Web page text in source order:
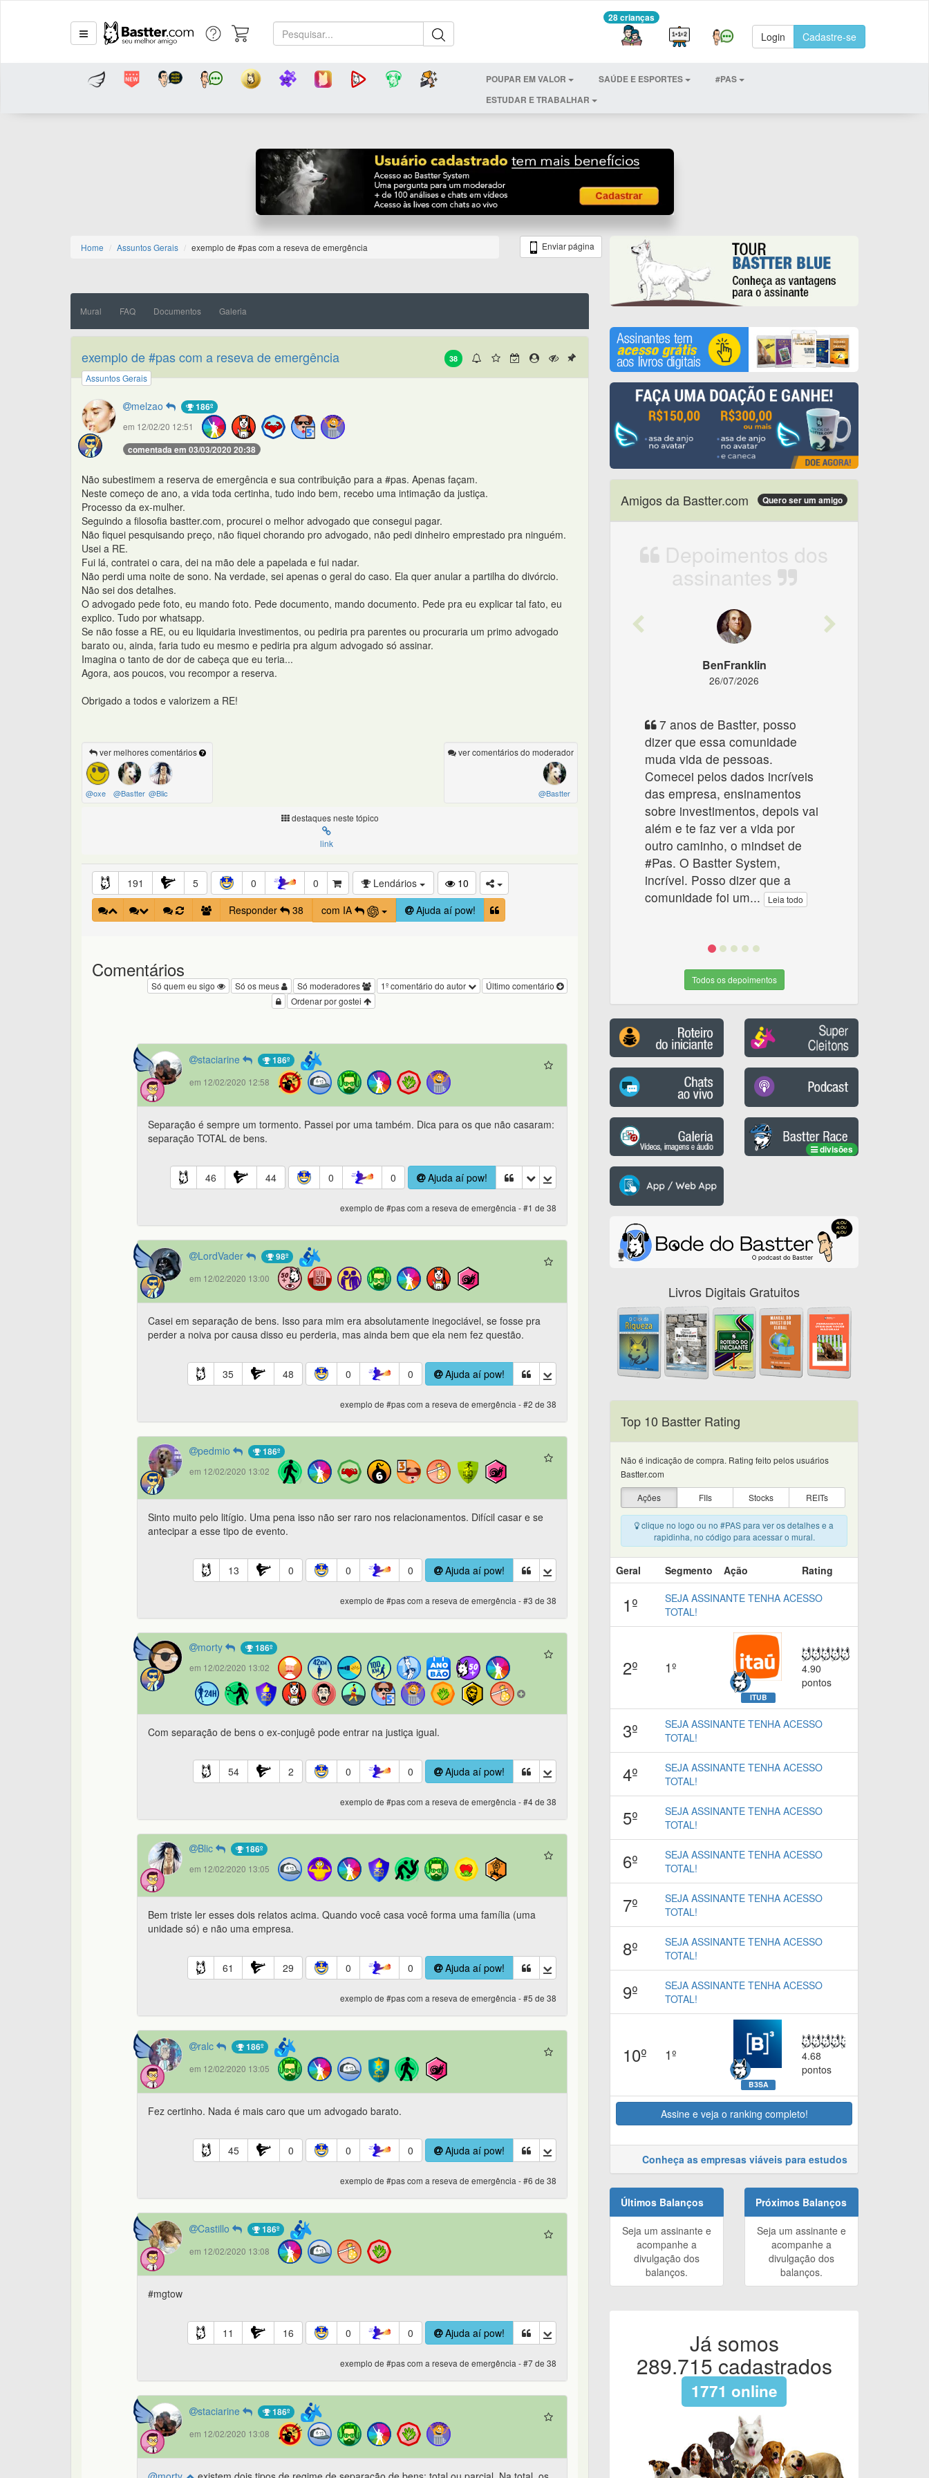
28 crianças
Login Cadastre-se
POUPAR EM VALOR SAÚDE E ESPORTES
#PAS
ESTUDAR E TRABALHAR
Home Assuntos Gerais exemplo de #pas com a reseva de emergência Enviar página
Mural FAQ Documentos Galeria
38
exemplo de #pas com a reseva de emergência
Assuntos Gerais
melzao 186º
em 12/02/20 12:51
comentada em 03/03/2020 20:38
Não subestimem a reserva de emergência e sua contribuição para a #pas. Apenas façam.
Neste começo de ano, a vida toda certinha, tudo indo bem, recebo uma intimação da justiça.
Processo da ex-mulher.
Seguindo a filosofia bastter.com, procurei o melhor advogado que consegui pagar.
Não fiquei pesquisando preço, não fiquei chorando pro advogado, não pedi dinheiro emprestado pra ninguém.
Usei a RE.
Fui lá, contratei o cara, dei na mão dele a papelada e fui nadar.
Não perdi uma noite de sono. Na verdade, sei apenas o geral do caso. Ela quer anular a partilha do divórcio.
Não sei dos detalhes.
O advogado pede foto, eu mando foto. Pede documento, mando documento. Pede pra eu explicar tal fato, eu
explico. Tudo por whatsapp.
Se não fosse a RE, ou eu liquidaria investimentos, ou pediria pra parentes ou procuraria um primo advogado
barato ou, ainda, faria tudo eu mesmo e pediria pra algum advogado só assinar.
Imagina o tanto de dor de cabeça que eu teria...
Agora, aos poucos, vou recompor a reserva.
Obrigado a todos e valorizem a RE!
ver melhores comentários
@oxe @Bastter @Blic
ver comentários do moderador
@Bastter
destaques neste tópico
link
191 5 0 0 Lendários
10
Responder
38 com IA Ajuda aí pow!
Comentários
Último comentário
1º comentário do autor
Só moderadores
Só os meus
Só quem eu sigo
Ordenar por gostei
staciarine 186º
em 12/02/2020 12:58
Separação é sempre um tormento. Passei por uma também. Dica para os que não casaram:
separação TOTAL de bens.
46 44 0 0 Ajuda aí pow!
exemplo de #pas com a reseva de emergência - #1 de 38
LordVader 98º
em 12/02/2020 13:00
Casei em separação de bens. Isso para mim era absolutamente inegociável, se fosse pra
perder a noiva por causa disso eu perderia, mas ainda bem que ela nem fez questão.
35 48 0 0 Ajuda aí pow!
exemplo de #pas com a reseva de emergência - #2 de 38
pedmio 186º
em 12/02/2020 13:02
Sinto muito pelo litígio. Uma pena isso não ser raro nos relacionamentos. Difícil casar e se
antecipar a esse tipo de evento.
13 0 0 0 Ajuda aí pow!
exemplo de #pas com a reseva de emergência - #3 de 38
morty 186º
em 12/02/2020 13:02
Com separação de bens o ex-conjugê pode entrar na justiça igual.
54 2 0 0 Ajuda aí pow!
exemplo de #pas com a reseva de emergência - #4 de 38
Blic 186º
em 12/02/2020 13:05
Bem triste ler esses dois relatos acima. Quando você casa você forma uma família (uma
unidade só) e não uma empresa.
61 29 0 0 Ajuda aí pow!
exemplo de #pas com a reseva de emergência - #5 de 38
ralc 186º
em 12/02/2020 13:05
Fez certinho. Nada é mais caro que um advogado barato.
45 0 0 0 Ajuda aí pow!
exemplo de #pas com a reseva de emergência - #6 de 38
Castillo 186º
em 12/02/2020 13:08
#mgtow
11 16 0 0 Ajuda aí pow!
exemplo de #pas com a reseva de emergência - #7 de 38
staciarine 186º
em 12/02/2020 13:08
Amigos da Bastter.com Quero ser um amigo
Depoimentos dos
assinantes
Previous
BenFranklin
26/07/2026
7 anos de Bastter, posso
dizer que essa comunidade
muda vida de pessoas.
Comecei pelos dados incríveis
das empresa, ensinamentos
sobre investimentos, depois vai
além e te faz ver a vida por
outro caminho, o mindset de
#Pas. O Bastter System,
incrível. Posso dizer que a
comunidade foi um... Leia todo
Todos os depoimentos
divisões
Livros Digitais Gratuitos
Top 10 Bastter Rating
Não é indicação de compra. Rating feito pelos usuários
Bastter.com
Ações
FIIs Stocks REITs
clique no logo ou no #PAS para ver os detalhes e a
rapidinha, no código para acessar o mural.
Geral Segmento Ação Rating
1º
SEJA ASSINANTE TENHA ACESSO
TOTAL!
2º 1º
ITUB
4.90
pontos
3º
SEJA ASSINANTE TENHA ACESSO
TOTAL!
4º
SEJA ASSINANTE TENHA ACESSO
TOTAL!
5º
SEJA ASSINANTE TENHA ACESSO
TOTAL!
6º
SEJA ASSINANTE TENHA ACESSO
TOTAL!
7º
SEJA ASSINANTE TENHA ACESSO
TOTAL!
8º
SEJA ASSINANTE TENHA ACESSO
TOTAL!
9º
SEJA ASSINANTE TENHA ACESSO
TOTAL!
10º 1º
B3SA
4.68
pontos
Assine e veja o ranking completo!
Conheça as empresas viáveis para estudos
Últimos Balanços
Seja um assinante e
acompanhe a
divulgação dos
balanços.
Próximos Balanços
Seja um assinante e
acompanhe a
divulgação dos
balanços.
Já somos
289.715 cadastrados
1771 online